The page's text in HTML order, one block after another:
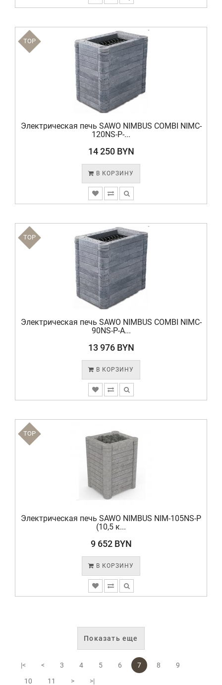
TOP
Электрическая печь SAWO NIMBUS COMBI NIMC-
120NS-P-...
14 250 BYN
В КОРЗИНУ
TOP
Электрическая печь SAWO NIMBUS COMBI NIMC-
90NS-P-A...
13 976 BYN
В КОРЗИНУ
TOP
Электрическая печь SAWO NIMBUS NIM-105NS-P
(10,5 к...
9 652 BYN
В КОРЗИНУ
Показать еще
|< < 3 4 5 6 7 8
9
10
11 >
>|